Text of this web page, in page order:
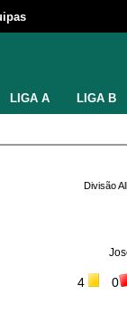
LIGA A LIGA B
Divisão
4 0